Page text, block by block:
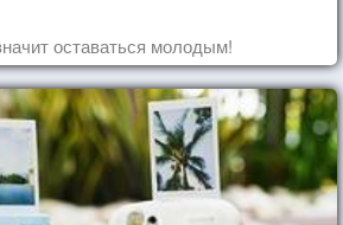
оставаться молодым!